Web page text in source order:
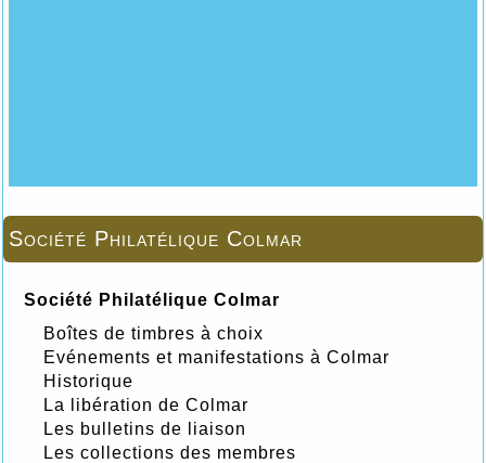
Société Philatélique Colmar
Société Philatélique Colmar
Boîtes de timbres à choix
Evénements et manifestations à Colmar
Historique
La libération de Colmar
Les bulletins de liaison
Les collections des membres